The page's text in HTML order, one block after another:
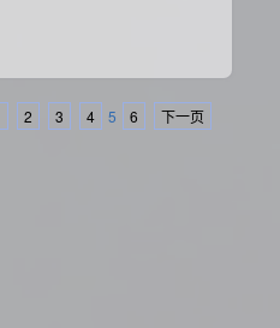
2 3 4 5 6 下一页